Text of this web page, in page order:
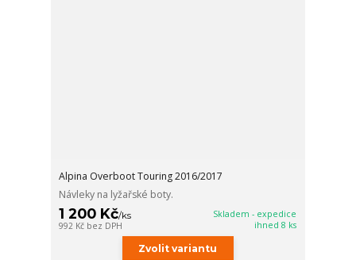
Alpina Overboot Touring 2016/2017
Návleky na lyžařské boty.
1 200 Kč/ks
992 Kč bez DPH
Skladem - expedice
ihned 8 ks
Zvolit variantu